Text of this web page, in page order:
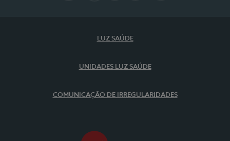
LUZ SAÚDE
UNIDADES LUZ SAÚDE
COMUNICAÇÃO DE IRREGULARIDADES